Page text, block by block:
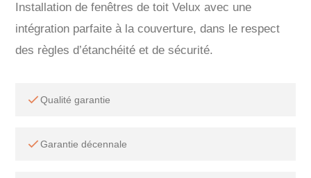
Installation de fenêtres de toit Velux avec une
intégration parfaite à la couverture, dans le respect
des règles d’étanchéité et de sécurité.
Qualité garantie
Garantie décennale